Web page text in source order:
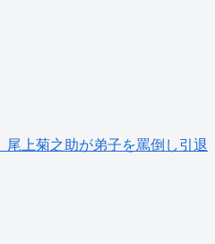
尾上菊之助が弟子を罵倒し引退